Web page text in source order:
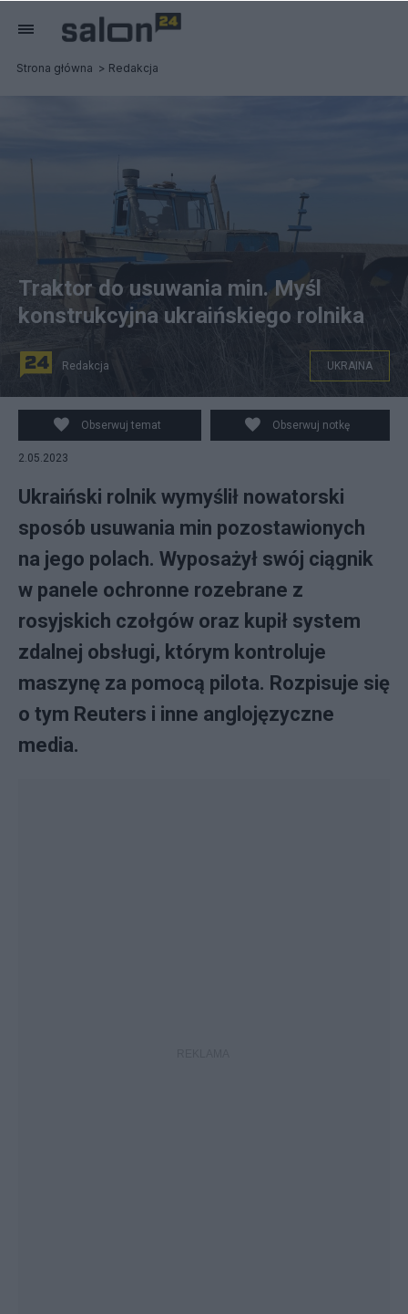
Strona główna Redakcja
Rolnik na Ukrainie skonstruował ciągnik do usuwania
min. Fot. Twitter
Traktor do usuwania min. Myśl
konstrukcyjna ukraińskiego rolnika
Redakcja UKRAINA
Obserwuj temat Obserwuj notkę
2.05.2023
Ukraiński rolnik wymyślił nowatorski
sposób usuwania min pozostawionych
na jego polach. Wyposażył swój ciągnik
w panele ochronne rozebrane z
rosyjskich czołgów oraz kupił system
zdalnej obsługi, którym kontroluje
maszynę za pomocą pilota. Rozpisuje się
o tym Reuters i inne anglojęzyczne
media.